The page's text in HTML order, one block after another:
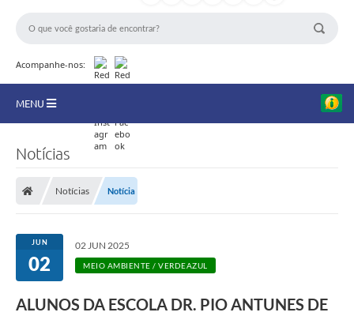
Acompanhe-nos:
MENU
Telefones Úteis
Notícias
Notícias
Notícias Notícia
JUN
02
02 JUN 2025
MEIO AMBIENTE / VERDEAZUL
ALUNOS DA ESCOLA DR. PIO ANTUNES DE